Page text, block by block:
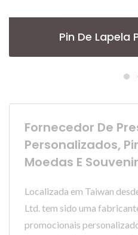
Pin De Lapela
Fornecedor De
Personalizados,
Moedas E
Localizada em Taiwan
Ltd. tem sido uma
promocionais